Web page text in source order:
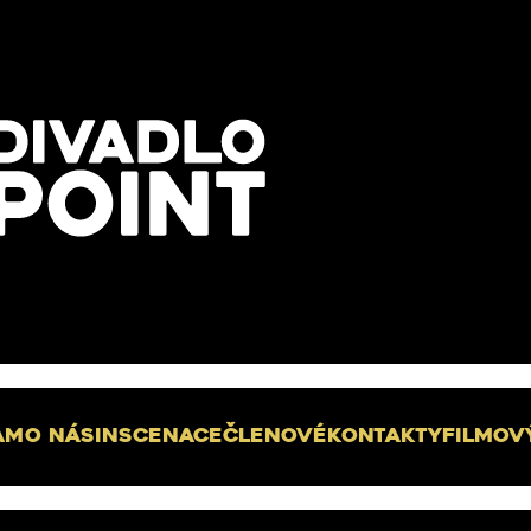
O násInscenaceČlenovéKontakty